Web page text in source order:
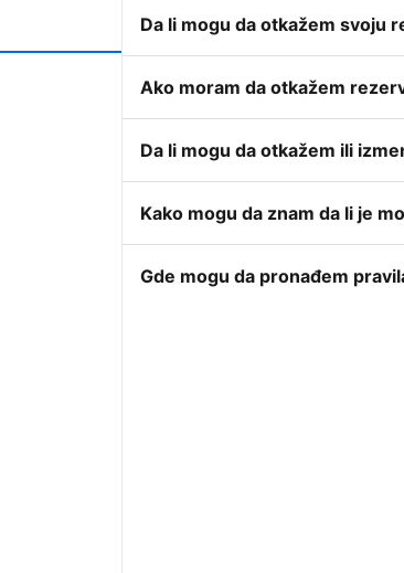
Da li mogu da otkažem svoju
Ako moram da otkažem
Da li mogu da otkažem ili
Kako mogu da znam da li je
Gde mogu da pronađem